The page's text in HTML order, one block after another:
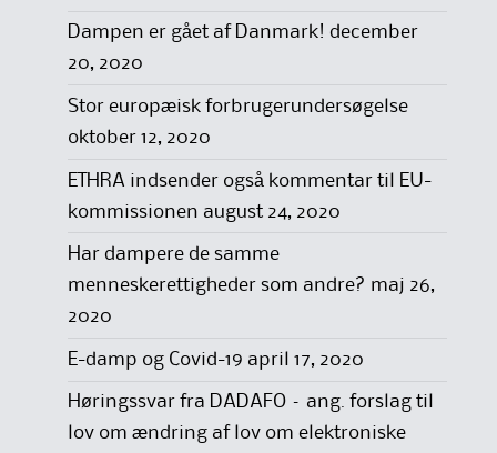
Dampen er gået af Danmark! december
20, 2020
Stor europæisk forbrugerundersøgelse
oktober 12, 2020
ETHRA indsender også kommentar til EU-
kommissionen august 24, 2020
Har dampere de samme
menneskerettigheder som andre? maj 26,
2020
E-damp og Covid-19 april 17, 2020
Høringssvar fra DADAFO – ang. forslag til
lov om ændring af lov om elektroniske